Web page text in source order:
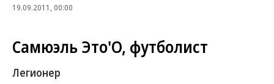
19.09.2011, 00:00
Самюэль Это'О, футболист
Легионер